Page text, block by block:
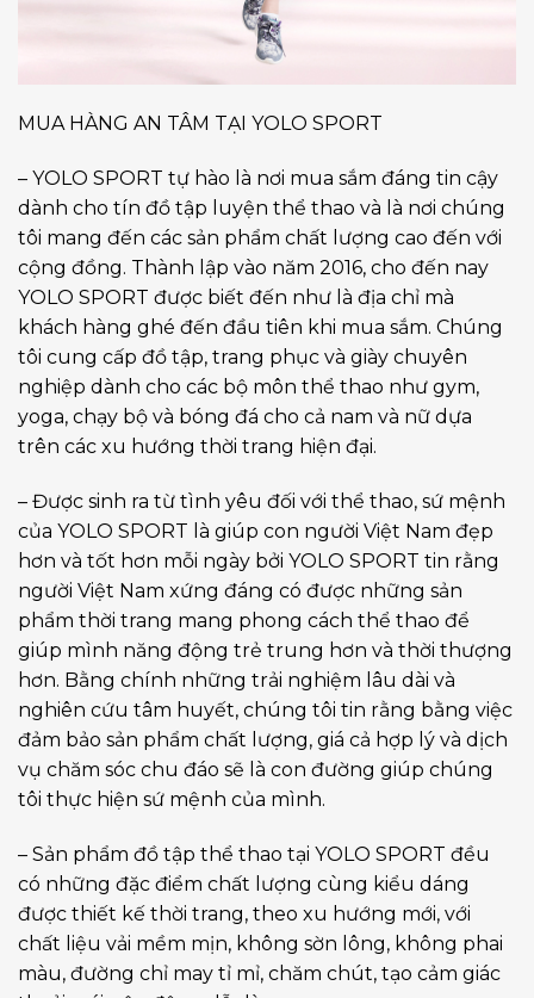
MUA HÀNG AN TÂM TẠI YOLO SPORT
– YOLO SPORT tự hào là nơi mua sắm đáng tin cậy
dành cho tín đồ tập luyện thể thao và là nơi chúng
tôi mang đến các sản phẩm chất lượng cao đến với
cộng đồng. Thành lập vào năm 2016, cho đến nay
YOLO SPORT được biết đến như là địa chỉ mà
khách hàng ghé đến đầu tiên khi mua sắm. Chúng
tôi cung cấp đồ tập, trang phục và giày chuyên
nghiệp dành cho các bộ môn thể thao như gym,
yoga, chạy bộ và bóng đá cho cả nam và nữ dựa
trên các xu hướng thời trang hiện đại.
– Được sinh ra từ tình yêu đối với thể thao, sứ mệnh
của YOLO SPORT là giúp con người Việt Nam đẹp
hơn và tốt hơn mỗi ngày bởi YOLO SPORT tin rằng
người Việt Nam xứng đáng có được những sản
phẩm thời trang mang phong cách thể thao để
giúp mình năng động trẻ trung hơn và thời thượng
hơn. Bằng chính những trải nghiệm lâu dài và
nghiên cứu tâm huyết, chúng tôi tin rằng bằng việc
đảm bảo sản phẩm chất lượng, giá cả hợp lý và dịch
vụ chăm sóc chu đáo sẽ là con đường giúp chúng
tôi thực hiện sứ mệnh của mình.
– Sản phẩm đồ tập thể thao tại YOLO SPORT đều
có những đặc điểm chất lượng cùng kiểu dáng
được thiết kế thời trang, theo xu hướng mới, với
chất liệu vải mềm mịn, không sờn lông, không phai
màu, đường chỉ may tỉ mỉ, chăm chút, tạo cảm giác